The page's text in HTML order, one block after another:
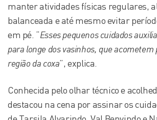
manter atividades físicas regulares,
balanceada e até mesmo evitar
em pé. “Esses pequenos cuidados
para longe dos vasinhos, que
região da coxa”, explica.
Conhecida pelo olhar técnico e
destacou na cena por assinar os